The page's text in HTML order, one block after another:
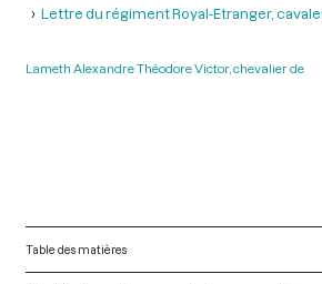
Lettre du régiment Royal-Etranger,
Lameth Alexandre Théodore Victor, chevalier de
Table des matières